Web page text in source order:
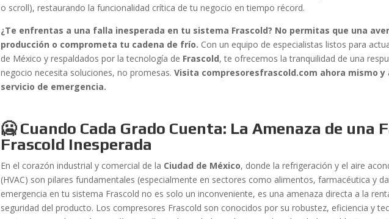
o scroll), restaurando la funcionalidad crítica de tu negocio en tiempo récord.
¿Te enfrentas a una falla inesperada en tu sistema Frascold? No permitas que una
producción o comprometa tu cadena de frío. Con un equipo de especialistas listos para
de México y respaldados por la tecnología de Frascold, te ofrecemos la tranquilidad de una
negocio necesita soluciones, no promesas.Visita compresoresfrascold.com ahora mismo
servicio de emergencia.
🥶 Cuando Cada Grado Cuenta: La Amenaza de una
Frascold Inesperada
En el corazón industrial y comercial de la Ciudad de México, donde la refrigeración y el aire
(HVAC) son pilares fundamentales (especialmente en sectores como alimentos, farmacéutica y
emergencia en tu sistema Frascold no es solo un inconveniente, es una amenaza directa a la
seguridad del producto. Los compresores Frascold son conocidos por su robustez, eficiencia y